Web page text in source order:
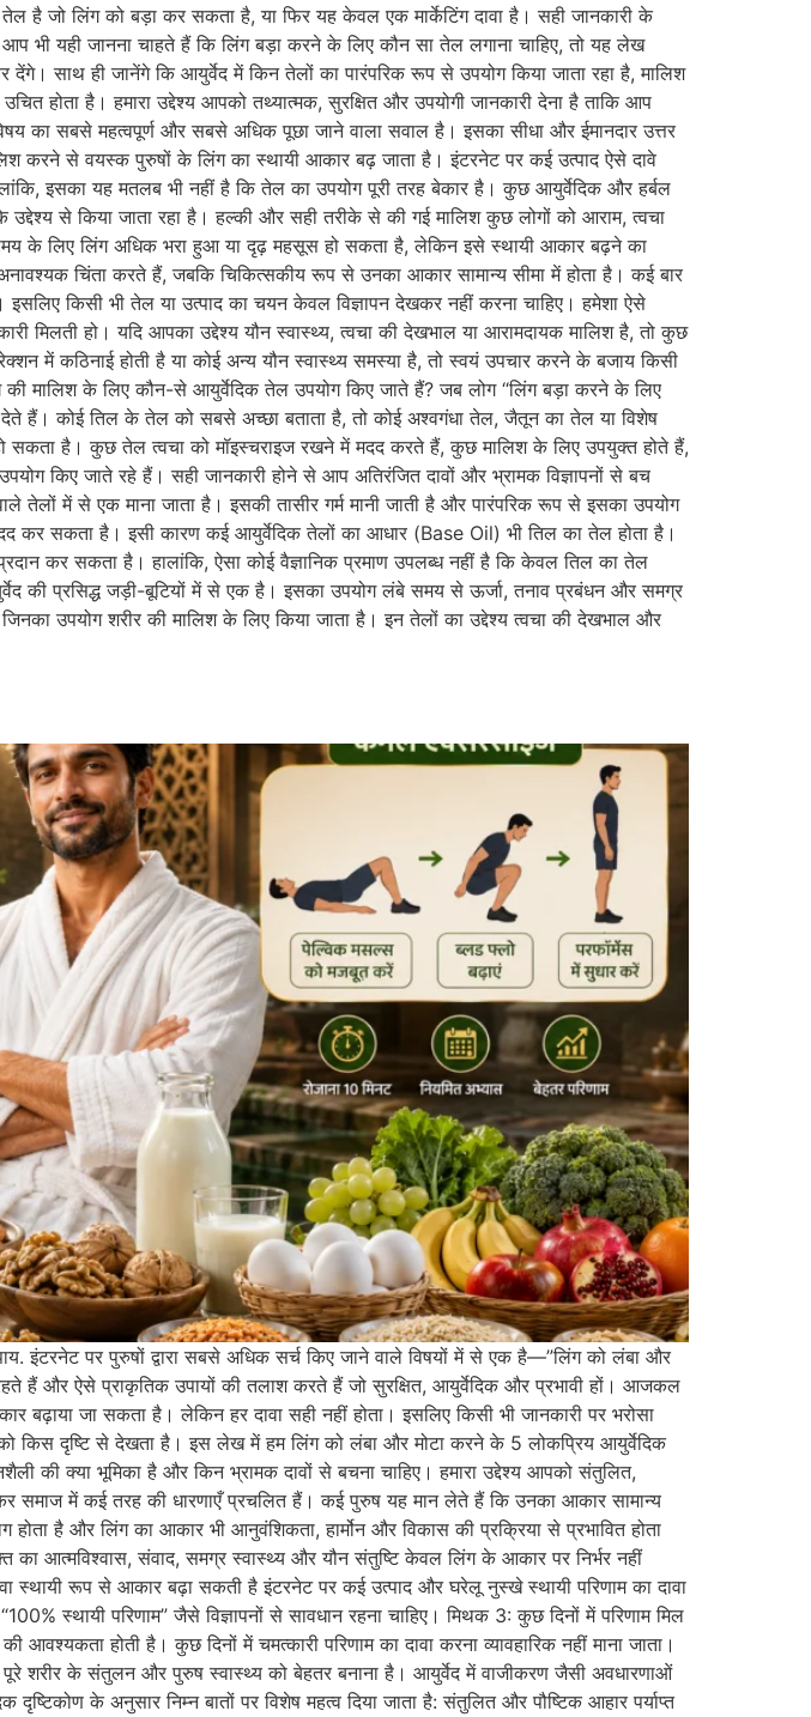
है जो लिंग को बड़ा कर सकता है, या फिर यह केवल एक मार्केटिंग दावा है। सही जानकारी के
भी यही जानना चाहते हैं कि लिंग बड़ा करने के लिए कौन सा तेल लगाना चाहिए, तो यह लेख
साथ ही जानेंगे कि आयुर्वेद में किन तेलों का पारंपरिक रूप से उपयोग किया जाता रहा है, मालिश
होता है। हमारा उद्देश्य आपको तथ्यात्मक, सुरक्षित और उपयोगी जानकारी देना है ताकि आप
का सबसे महत्वपूर्ण और सबसे अधिक पूछा जाने वाला सवाल है। इसका सीधा और ईमानदार उत्तर
करने से वयस्क पुरुषों के लिंग का स्थायी आकार बढ़ जाता है। इंटरनेट पर कई उत्पाद ऐसे दावे
इसका यह मतलब भी नहीं है कि तेल का उपयोग पूरी तरह बेकार है। कुछ आयुर्वेदिक और हर्बल
से किया जाता रहा है। हल्की और सही तरीके से की गई मालिश कुछ लोगों को आराम, त्वचा
के लिए लिंग अधिक भरा हुआ या दृढ़ महसूस हो सकता है, लेकिन इसे स्थायी आकार बढ़ने का
चिंता करते हैं, जबकि चिकित्सकीय रूप से उनका आकार सामान्य सीमा में होता है। कई बार
किसी भी तेल या उत्पाद का चयन केवल विज्ञापन देखकर नहीं करना चाहिए। हमेशा ऐसे
मिलती हो। यदि आपका उद्देश्य यौन स्वास्थ्य, त्वचा की देखभाल या आरामदायक मालिश है, तो कुछ
में कठिनाई होती है या कोई अन्य यौन स्वास्थ्य समस्या है, तो स्वयं उपचार करने के बजाय किसी
मालिश के लिए कौन-से आयुर्वेदिक तेल उपयोग किए जाते हैं? जब लोग “लिंग बड़ा करने के लिए
हैं। कोई तिल के तेल को सबसे अच्छा बताता है, तो कोई अश्वगंधा तेल, जैतून का तेल या विशेष
है। कुछ तेल त्वचा को मॉइस्चराइज रखने में मदद करते हैं, कुछ मालिश के लिए उपयुक्त होते हैं,
किए जाते रहे हैं। सही जानकारी होने से आप अतिरंजित दावों और भ्रामक विज्ञापनों से बच
में से एक माना जाता है। इसकी तासीर गर्म मानी जाती है और पारंपरिक रूप से इसका उपयोग
कर सकता है। इसी कारण कई आयुर्वेदिक तेलों का आधार (Base Oil) भी तिल का तेल होता है।
कर सकता है। हालांकि, ऐसा कोई वैज्ञानिक प्रमाण उपलब्ध नहीं है कि केवल तिल का तेल
की प्रसिद्ध जड़ी-बूटियों में से एक है। इसका उपयोग लंबे समय से ऊर्जा, तनाव प्रबंधन और समग्र
उपयोग शरीर की मालिश के लिए किया जाता है। इन तेलों का उद्देश्य त्वचा की देखभाल और
इंटरनेट पर पुरुषों द्वारा सबसे अधिक सर्च किए जाने वाले विषयों में से एक है—”लिंग को लंबा और
हैं और ऐसे प्राकृतिक उपायों की तलाश करते हैं जो सुरक्षित, आयुर्वेदिक और प्रभावी हों। आजकल
जा सकता है। लेकिन हर दावा सही नहीं होता। इसलिए किसी भी जानकारी पर भरोसा
किस दृष्टि से देखता है। इस लेख में हम लिंग को लंबा और मोटा करने के 5 लोकप्रिय आयुर्वेदिक
की क्या भूमिका है और किन भ्रामक दावों से बचना चाहिए। हमारा उद्देश्य आपको संतुलित,
समाज में कई तरह की धारणाएँ प्रचलित हैं। कई पुरुष यह मान लेते हैं कि उनका आकार सामान्य
है और लिंग का आकार भी आनुवंशिकता, हार्मोन और विकास की प्रक्रिया से प्रभावित होता
आत्मविश्वास, संवाद, समग्र स्वास्थ्य और यौन संतुष्टि केवल लिंग के आकार पर निर्भर नहीं
स्थायी रूप से आकार बढ़ा सकती है इंटरनेट पर कई उत्पाद और घरेलू नुस्खे स्थायी परिणाम का दावा
स्थायी परिणाम” जैसे विज्ञापनों से सावधान रहना चाहिए। मिथक 3: कुछ दिनों में परिणाम मिल
होती है। कुछ दिनों में चमत्कारी परिणाम का दावा करना व्यावहारिक नहीं माना जाता।
शरीर के संतुलन और पुरुष स्वास्थ्य को बेहतर बनाना है। आयुर्वेद में वाजीकरण जैसी अवधारणाओं
के अनुसार निम्न बातों पर विशेष महत्व दिया जाता है: संतुलित और पौष्टिक आहार पर्याप्त